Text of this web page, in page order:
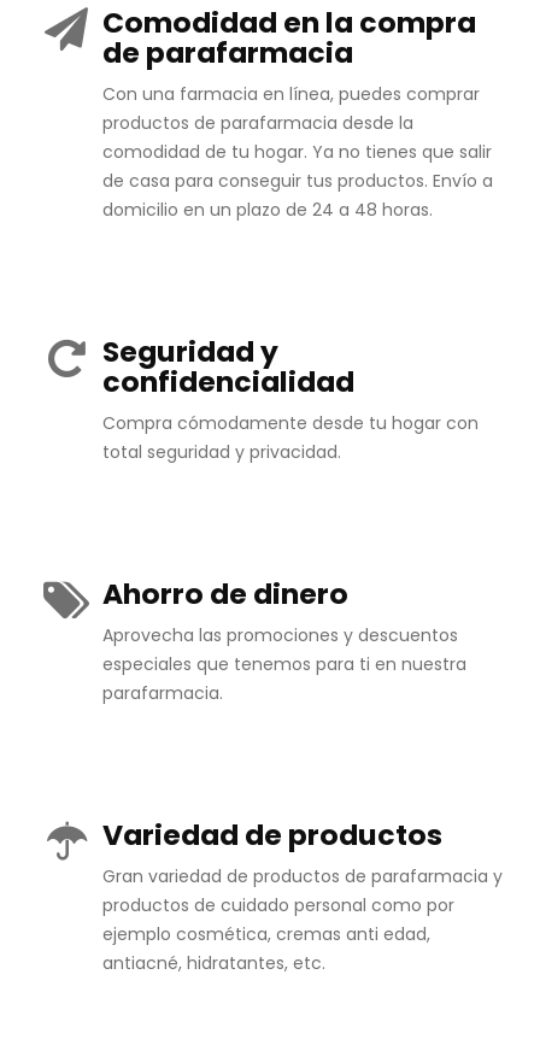
Comodidad en la compra
de parafarmacia
Con una farmacia en línea, puedes comprar
productos de parafarmacia desde la
comodidad de tu hogar. Ya no tienes que salir
de casa para conseguir tus productos. Envío a
domicilio en un plazo de 24 a 48 horas.
Seguridad y
confidencialidad
Compra cómodamente desde tu hogar con
total seguridad y privacidad.
Ahorro de dinero
Aprovecha las promociones y descuentos
especiales que tenemos para ti en nuestra
parafarmacia.
Variedad de productos
Gran variedad de productos de parafarmacia y
productos de cuidado personal como por
ejemplo cosmética, cremas anti edad,
antiacné, hidratantes, etc.